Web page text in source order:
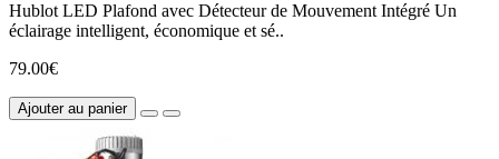
Hublot LED Plafond avec Détecteur de Mouvement Intégré Un
éclairage intelligent, économique et sé..
79.00€
Ajouter au panier